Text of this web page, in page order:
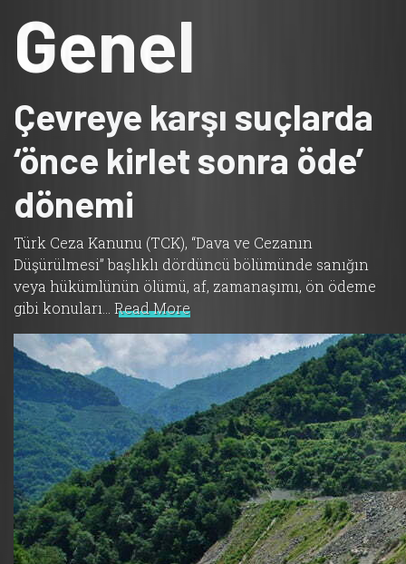
Genel
Çevreye karşı suçlarda
‘önce kirlet sonra öde’
dönemi
Türk Ceza Kanunu (TCK), “Dava ve Cezanın
Düşürülmesi” başlıklı dördüncü bölümünde sanığın
veya hükümlünün ölümü, af, zamanaşımı, ön ödeme
gibi konuları… Read More